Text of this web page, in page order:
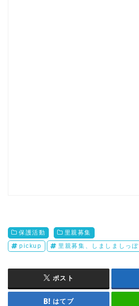
保護活動
里親募集
pickup
里親募集、しましましっぽ
ポスト
はてブ